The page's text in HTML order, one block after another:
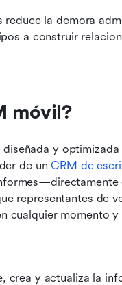
la demora
a construir
móvil?
y
de un CRM de
representantes de
cualquier momento y
crea y actualiza la